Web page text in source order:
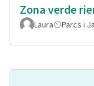
Zona verde
Laura
Parcs i